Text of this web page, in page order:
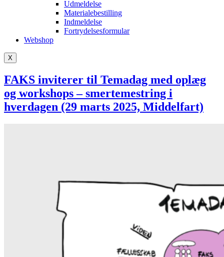
Udmeldelse
Materialebestilling
Indmeldelse
Fortrydelsesformular
Webshop
X
FAKS inviterer til Temadag med oplæg
og workshops – smertemestring i
hverdagen (29 marts 2025, Middelfart)